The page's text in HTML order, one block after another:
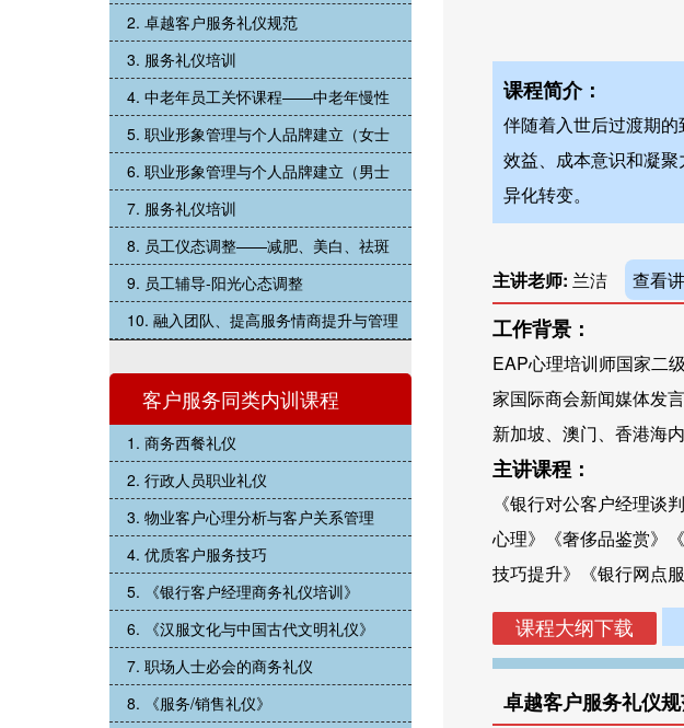
课程简介：
伴随着入世后过渡期的
效益、成本意识和凝
异化转变。
主讲老师: 兰洁 查看
工作背景：
EAP心理培训师国家二
家国际商会新闻媒体发
新加坡、澳门、香港海
主讲课程：
《银行对公客户经理谈
心理》《奢侈品鉴赏》
技巧提升》《银行网点
卓越客户服务礼仪
2. 卓越客户服务礼仪规范
3. 服务礼仪培训
4. 中老年员工关怀课程——中老年慢性
5. 职业形象管理与个人品牌建立（女士
6. 职业形象管理与个人品牌建立（男士
7. 服务礼仪培训
8. 员工仪态调整——减肥、美白、祛斑
9. 员工辅导-阳光心态调整
10. 融入团队、提高服务情商提升与管理
客户服务同类内训课程
1. 商务西餐礼仪
2. 行政人员职业礼仪
3. 物业客户心理分析与客户关系管理
4. 优质客户服务技巧
5. 《银行客户经理商务礼仪培训》
6. 《汉服文化与中国古代文明礼仪》
7. 职场人士必会的商务礼仪
8. 《服务/销售礼仪》